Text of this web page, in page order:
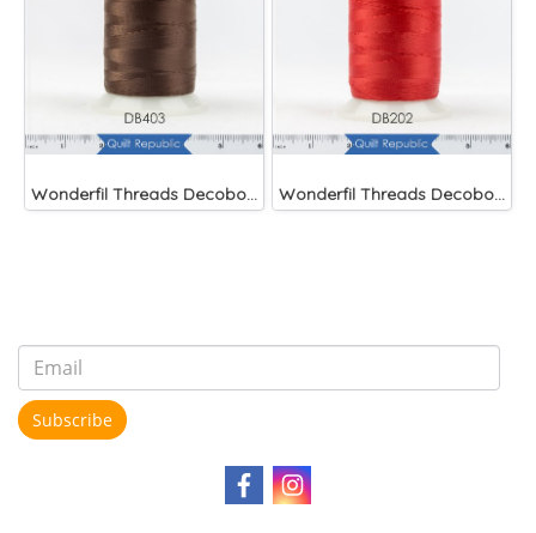
Wonderfil Threads Decobob Brown 2000 Metre Wonderfil Threads Decobob Red 2000 Metre
Subscribe